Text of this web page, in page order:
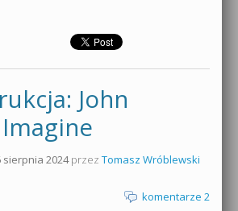
John
sierpnia 2024przez Tomasz Wróblewski
komentarze 2